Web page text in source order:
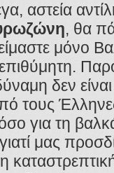
αστεία
, θα
μόνο
δεν
τους
για τη
μας